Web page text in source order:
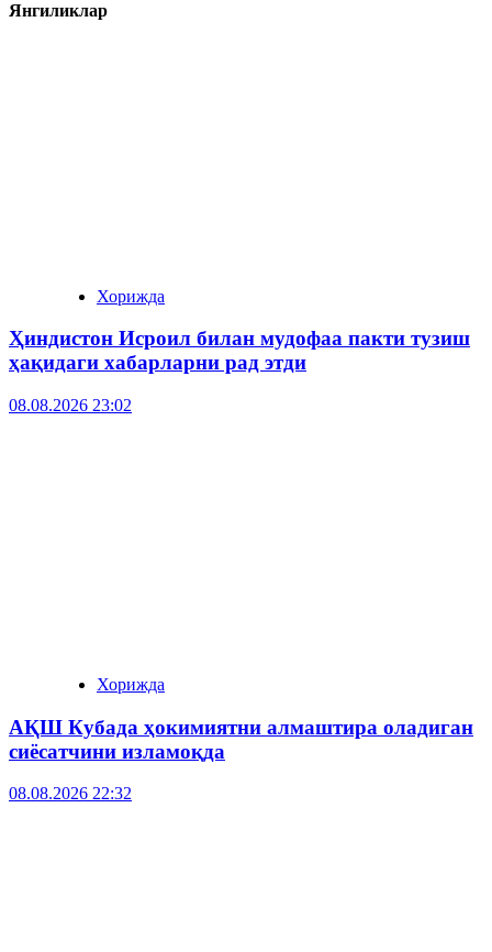
Янгиликлар
Хорижда
Ҳиндистон Исроил билан мудофаа пакти тузиш
ҳақидаги хабарларни рад этди
08.08.2026 23:02
Хорижда
АҚШ Кубада ҳокимиятни алмаштира оладиган
сиёсатчини изламоқда
08.08.2026 22:32